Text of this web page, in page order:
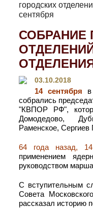
городских
сентября
СОБРАНИЕ
03.10.2018
14 сентября в
собрались
"КВПОР РФ",
Домодедово,
Раменское,
64 года назад,
применением
руководством
С вступительным
Совета
рассказал историю